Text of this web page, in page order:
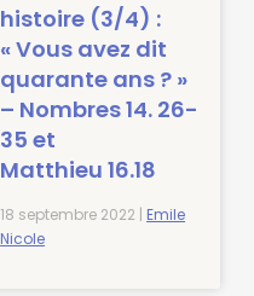
histoire (3/4) :
« Vous avez dit
quarante ans ? »
– Nombres 14. 26-
35 et
Matthieu 16.18
18 septembre 2022 | Emile
Nicole